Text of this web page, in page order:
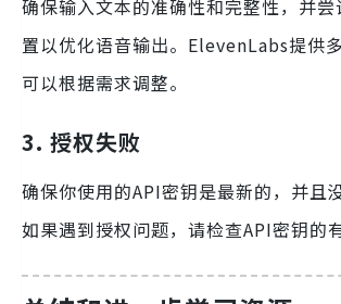
确保输入文本的准确性和完整性，并
置以优化语音输出。ElevenLabs提供多
可以根据需求调整。
3. 授权失败
确保你使用的API密钥是最新的，并且
如果遇到授权问题，请检查API密钥的